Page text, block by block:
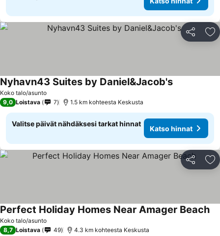
Jaa
Koko talo/asunto
Nyhavn43 Suites by Daniel&Jacob's
9,0 Loistava 7 1.5 km kohteesta Keskusta
Valitse päivät nähdäksesi tarkat hinnat
Katso hinnat
Jaa
Koko talo/asunto
Perfect Holiday Homes Near Amager Beach
8,7 Loistava 49 4.3 km kohteesta Keskusta